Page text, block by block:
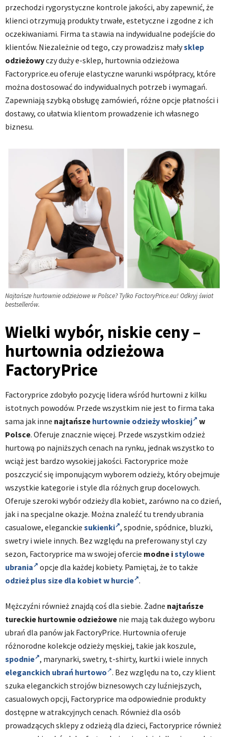
przechodzi rygorystyczne kontrole jakości, aby zapewnić, że
klienci otrzymują produkty trwałe, estetyczne i zgodne z ich
oczekiwaniami. Firma ta stawia na indywidualne podejście do
klientów. Niezależnie od tego, czy prowadzisz małysklep
odzieżowyczy duży e-sklep, hurtownia odzieżowa
Factoryprice.eu oferuje elastyczne warunki współpracy, które
można dostosować do indywidualnych potrzeb i wymagań.
Zapewniają szybką obsługę zamówień, różne opcje płatności i
dostawy, co ułatwia klientom prowadzenie ich własnego
biznesu.
Najtańsze hurtownie odzieżowe w Polsce? Tylko FactoryPrice.eu! Odkryj świat
bestsellerów.
Wielki wybór, niskie ceny –
hurtownia odzieżowa
FactoryPrice
Factoryprice zdobyło pozycję lidera wśród hurtowni z kilku
istotnych powodów. Przede wszystkim nie jest to firma taka
sama jak inne najtańsze hurtownie odzieży włoskiej
w
Polsce. Oferuje znacznie więcej. Przede wszystkim odzież
hurtową po najniższych cenach na rynku, jednak wszystko to
wciąż jest bardzo wysokiej jakości. Factoryprice może
poszczycić się imponującym wyborem odzieży, który obejmuje
wszystkie kategorie i style dla różnych grup docelowych.
Oferuje szeroki wybór odzieży dla kobiet, zarówno na co dzień,
jak i na specjalne okazje. Można znaleźć tu trendy ubrania
casualowe, eleganckie sukienki , spodnie, spódnice, bluzki,
swetry i wiele innych. Bez względu na preferowany styl czy
sezon, Factoryprice ma w swojej ofercie modne istylowe
ubrania
opcje dla każdej kobiety. Pamiętaj, że to także
odzież plus size dla kobiet w hurcie .
Mężczyźni również znajdą coś dla siebie. Żadne najtańsze
tureckie hurtownie odzieżowe nie mają tak dużego wyboru
ubrań dla panów jak FactoryPrice. Hurtownia oferuje
różnorodne kolekcje odzieży męskiej, takie jak koszule,
spodnie , marynarki, swetry, t-shirty, kurtki i wiele innych
eleganckich ubrań hurtowo . Bez względu na to, czy klient
szuka eleganckich strojów biznesowych czy luźniejszych,
casualowych opcji, Factoryprice ma odpowiednie produkty
dostępne w atrakcyjnych cenach. Również dla osób
prowadzących sklepy z odzieżą dla dzieci, Factoryprice również